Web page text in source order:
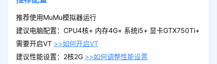
推荐使用MuMu模拟器运行
建议电脑配置：CPU4核+ 内存4G+ 系统i5+ 显卡GTX750Ti+
需要开启VT >>如何开启VT
建议性能设置：2核2G >>如何调整性能设置